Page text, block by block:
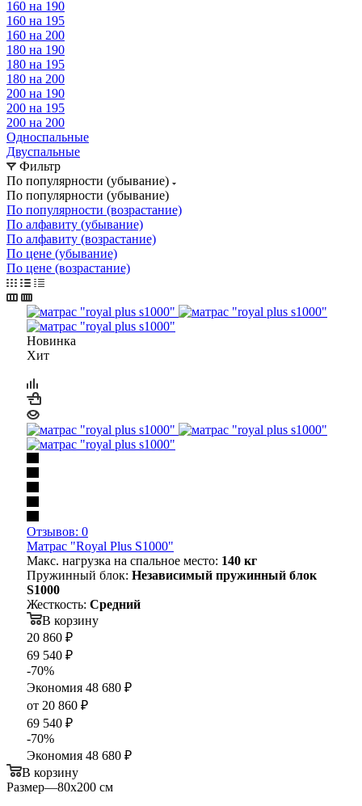
160 на 190
160 на 195
160 на 200
180 на 190
180 на 195
180 на 200
200 на 190
200 на 195
200 на 200
Односпальные
Двуспальные
Фильтр
По популярности (убывание)
По популярности (убывание)
По популярности (возрастание)
По алфавиту (убывание)
По алфавиту (возрастание)
По цене (убывание)
По цене (возрастание)
Новинка
Хит
Отзывов: 0
Матрас "Royal Plus S1000"
Макс. нагрузка на спальное место: 140 кг
Пружинный блок: Независимый пружинный блок
S1000
Жесткость: Средний
В корзину
20 860 ₽
69 540 ₽
-70%
Экономия 48 680 ₽
от 20 860 ₽
69 540 ₽
-70%
Экономия 48 680 ₽
В корзину
Размер—80х200 см